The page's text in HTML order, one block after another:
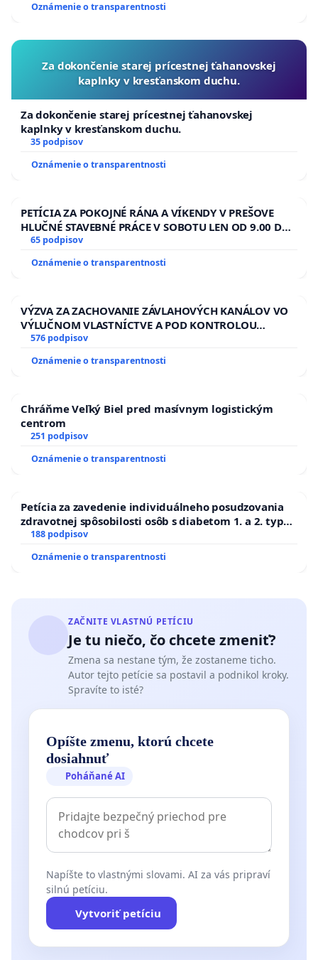
Oznámenie o transparentnosti
Za dokončenie starej prícestnej ťahanovskej
kaplnky v kresťanskom duchu.
Za dokončenie starej prícestnej ťahanovskej
kaplnky v kresťanskom duchu.
35 podpisov
Oznámenie o transparentnosti
PETÍCIA ZA POKOJNÉ RÁNA A VÍKENDY V PREŠOVE
HLUČNÉ STAVEBNÉ PRÁCE V SOBOTU LEN OD 9.00 DO
13.00 HOD., CEZ PRACOVNÝ TÝŽDEŇ CIEĽ 8.00 – 18.00
HOD. A PRAVIDELNÁ KONTROLA STAVBY C-AREA NA
ĎUMBIERSKEJ/MAGU
65 podpisov
Oznámenie o transparentnosti
VÝZVA ZA ZACHOVANIE ZÁVLAHOVÝCH KANÁLOV VO
VÝLUČNOM VLASTNÍCTVE A POD KONTROLOU
SLOVENSKEJ REPUBLIKY & žiadosť na riešenie
zanedbaného stavu závlahových a odvodňovacích
kanálov na Slovensku
576 podpisov
Oznámenie o transparentnosti
Chráňme Veľký Biel pred masívnym logistickým
centrom
251 podpisov
Oznámenie o transparentnosti
Petícia za zavedenie individuálneho posudzovania
zdravotnej spôsobilosti osôb s diabetom 1. a 2. typu
pri prijímaní do Policajného zboru SR
188 podpisov
Oznámenie o transparentnosti
ZAČNITE VLASTNÚ PETÍCIU
Je tu niečo, čo chcete zmeniť?
Zmena sa nestane tým, že zostaneme ticho.
Autor tejto petície sa postavil a podnikol kroky.
Spravíte to isté?
Opíšte zmenu, ktorú chcete
dosiahnuť
Poháňané AI
Napíšte to vlastnými slovami. AI za vás pripraví
silnú petíciu.
Vytvoriť petíciu